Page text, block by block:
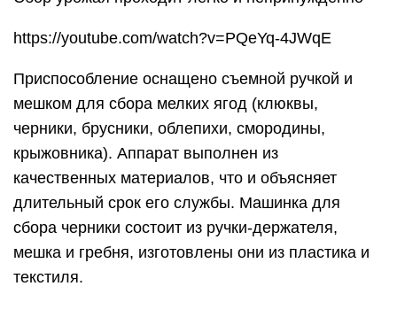
https://youtube.com/watch?v=PQeYq-4JWqE
Приспособление оснащено съемной ручкой и
мешком для сбора мелких ягод (клюквы,
черники, брусники, облепихи, смородины,
крыжовника). Аппарат выполнен из
качественных материалов, что и объясняет
длительный срок его службы. Машинка для
сбора черники состоит из ручки-держателя,
мешка и гребня, изготовлены они из пластика и
текстиля.